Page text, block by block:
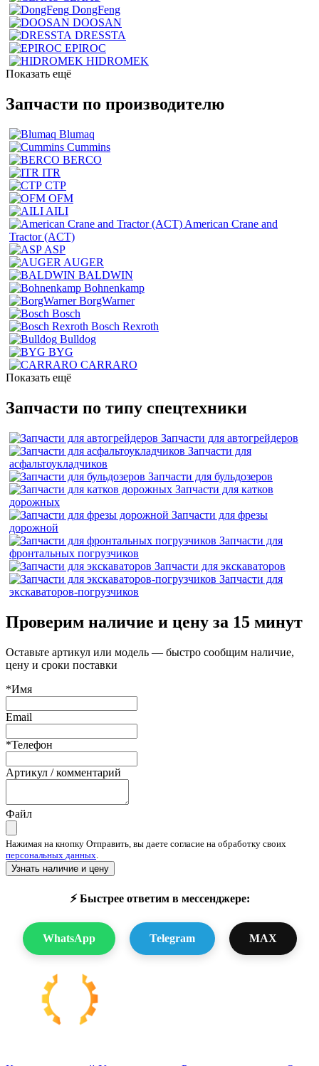
DongFeng
DOOSAN
DRESSTA
EPIROC
HIDROMEK
Показать ещё
Запчасти по производителю
Blumaq
Cummins
BERCO
ITR
CTP
OFM
AILI
American Crane and
Tractor (ACT)
ASP
AUGER
BALDWIN
Bohnenkamp
BorgWarner
Bosch
Bosch Rexroth
Bulldog
BYG
CARRARO
Показать ещё
Запчасти по типу спецтехники
Запчасти для автогрейдеров
Запчасти для
асфальтоукладчиков
Запчасти для бульдозеров
Запчасти для катков
дорожных
Запчасти для фрезы
дорожной
Запчасти для
фронтальных погрузчиков
Запчасти для экскаваторов
Запчасти для
экскаваторов-погрузчиков
Проверим наличие и цену за 15 минут
Оставьте артикул или модель — быстро сообщим наличие,
цену и сроки поставки
*Имя
Email
*Телефон
Артикул / комментарий
Файл
Нажимая на кнопку Отправить, вы даете согласие на обработку своих
персональных данных
Узнать наличие и цену
⚡ Быстрее ответим в мессенджере:
WhatsApp Telegram MAX